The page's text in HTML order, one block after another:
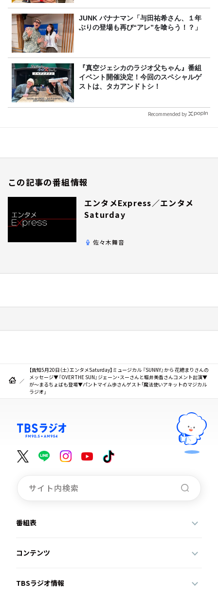
JUNK バナナマン「与田祐希さん、１年
ぶりの登場も再び“アレ”を喰らう！？」
『真空ジェシカのラジオ父ちゃん』番組
イベント開催決定！今回のスペシャルゲ
ストは、タカアンドトシ！
Recommended by
この記事の番組情報
エンタメExpress／エンタメ
Saturday
佐々木舞音
【告知5月20日（土）エンタメSaturday】ミュージカル 『SUNNY』から 花總まりさんの
メッセージ▼『OVER THE SUN』ジェーン・スーさんと堀井美⾹さんコメント出演▼
が～まるちょばも登場▼パントマイム歩さんゲスト「魔法使いアキットのマジカル
ラジオ」
番組表
コンテンツ
TBSラジオ情報